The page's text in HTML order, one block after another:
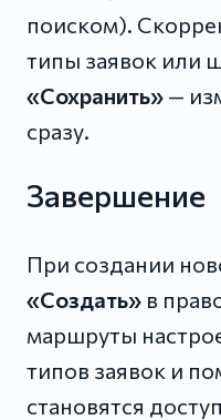
поиском).
типы заявок или
«Сохранить» —
сразу.
Завершение
При создании
«Создать» в
маршруты
типов заявок и
становятся